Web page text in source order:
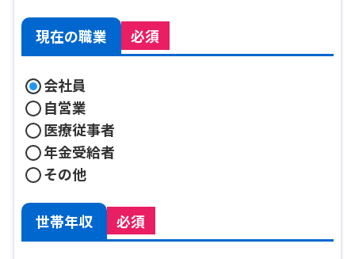
現在の職業 必須
会社員
自営業
医療従事者
年金受給者
その他
世帯年収 必須